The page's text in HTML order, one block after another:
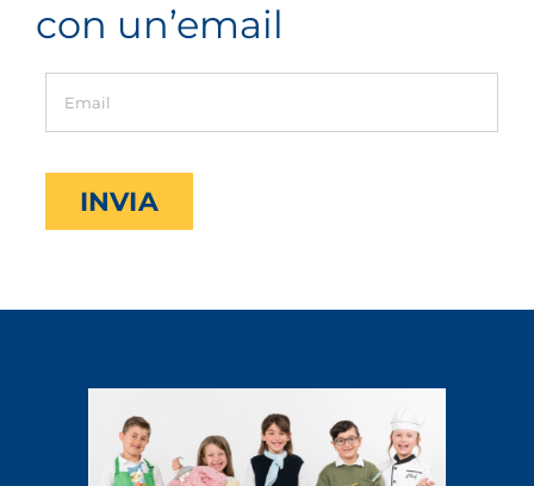
con un’email